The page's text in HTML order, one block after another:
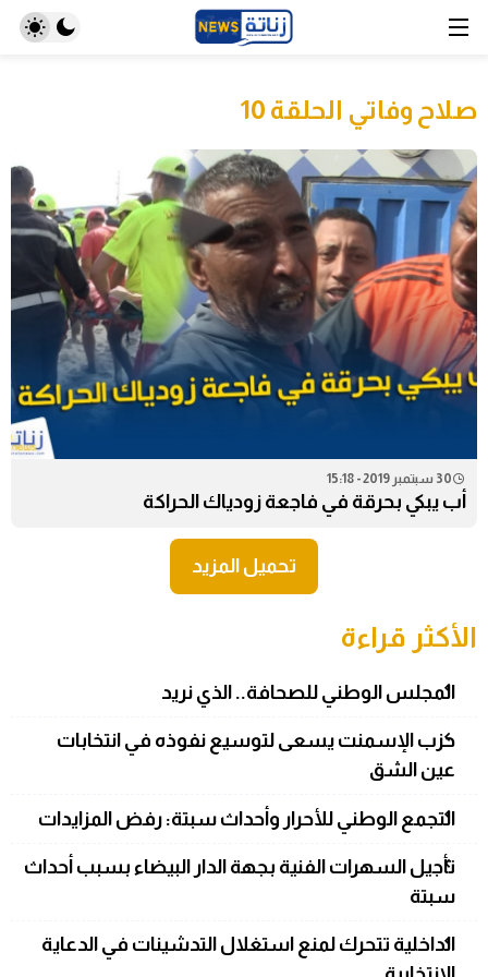
صلاح وفاتي الحلقة 10
30 سبتمبر 2019 - 15:18
أب يبكي بحرقة في فاجعة زودياك الحراكة
تحميل المزيد
الأكثر قراءة
المجلس الوطني للصحافة.. الذي نريد
حزب الإسمنت يسعى لتوسيع نفوذه في انتخابات
عين الشق
التجمع الوطني للأحرار وأحداث سبتة: رفض المزايدات
تأجيل السهرات الفنية بجهة الدار البيضاء بسبب أحداث
سبتة
الداخلية تتحرك لمنع استغلال التدشينات في الدعاية